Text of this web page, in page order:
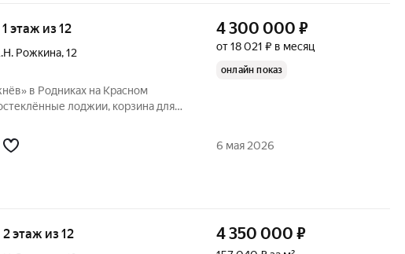
1 этаж из 12
Рожкина,12
в Родниках на Красном
лоджии, корзина для
студии мягкого фитнеса и
4 300 000 ₽
от 18 021 ₽ в месяц
онлайн показ
6 мая 2026
2 этаж из 12 4 350 000 ₽